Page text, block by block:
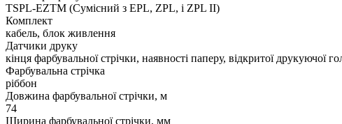
TSPL-EZTM (Сумісний з EPL, ZPL, і ZPL II)
Комплект
кабель, блок живлення
Датчики друку
кінця фарбувальної стрічки, наявності паперу, відкритої друкуючої
Фарбувальна стрічка
ріббон
Довжина фарбувальної стрічки, м
74
Ширина фарбувальної стрічки, мм